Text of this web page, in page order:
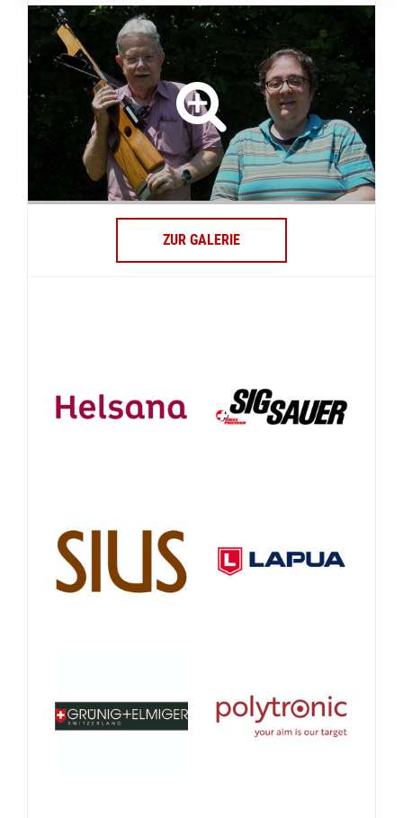
ZUR GALERIE